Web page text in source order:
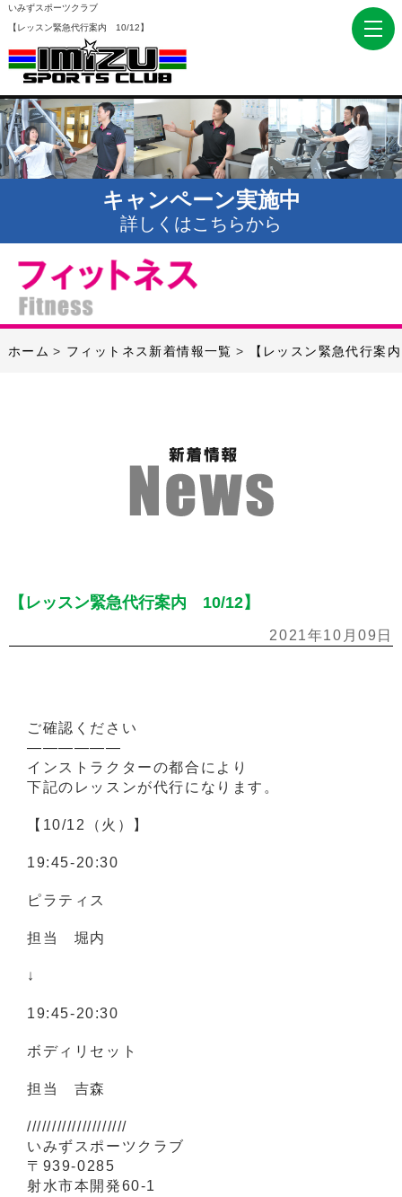
いみずスポーツクラブ
【レッスン緊急代行案内 10/12】
キャンペーン実施中
詳しくはこちらから
ホーム フィットネス新着情報一覧 【レッスン緊急代行
【レッスン緊急代行案内 10/12】
2021年10月09日
ご確認ください
——————
インストラクターの都合により
下記のレッスンが代行になります。
【10/12（火）】
19:45-20:30
ピラティス
担当 堀内
↓
19:45‐20:30
ボディリセット
担当 吉森
////////////////////
いみずスポーツクラブ
〒939-0285
射水市本開発60-1